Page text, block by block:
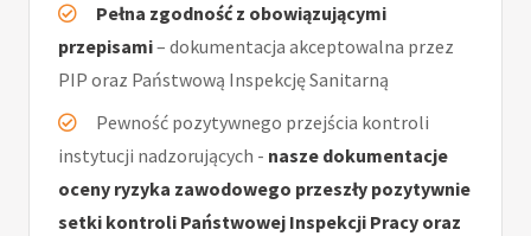
Pełna zgodność z obowiązującymi
przepisami– dokumentacja akceptowalna przez
PIP oraz Państwową Inspekcję Sanitarną
Pewność pozytywnego przejścia kontroli
instytucji nadzorujących - nasze dokumentacje
oceny ryzyka zawodowego przeszły pozytywnie
setki kontroli Państwowej Inspekcji Pracy oraz